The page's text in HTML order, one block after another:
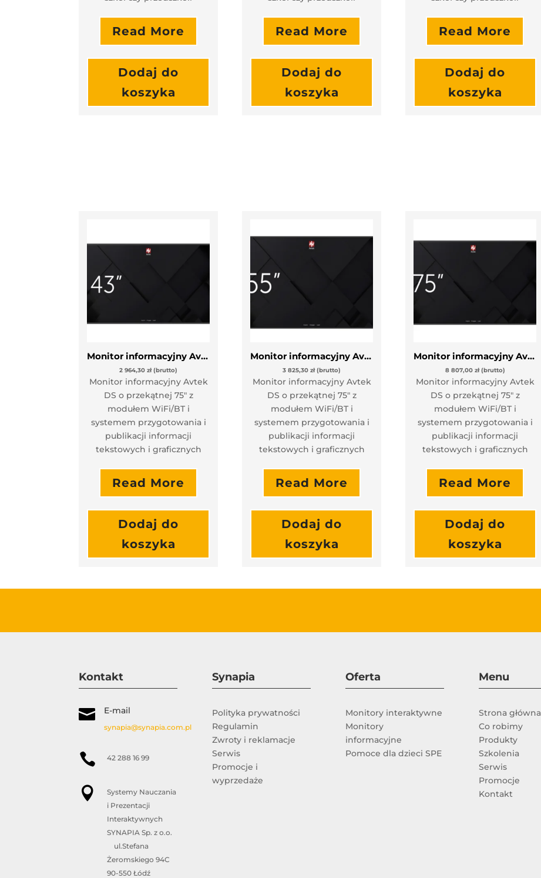
Read More
Dodaj do
koszyka
Read More
Dodaj do
koszyka
Read More
Dodaj do
koszyka
Monitor informacyjny Avtek DS 43 + Moduł WiFi/BT
2 964,30zł (brutto)
Monitor informacyjny Avtek
DS o przekątnej 75″ z
modułem WiFi/BT i
systemem przygotowania i
publikacji informacji
tekstowych i graficznych
Read More
Dodaj do
koszyka
Monitor informacyjny Avtek DS 55 + Moduł WiFi/BT
3 825,30zł (brutto)
Monitor informacyjny Avtek
DS o przekątnej 75″ z
modułem WiFi/BT i
systemem przygotowania i
publikacji informacji
tekstowych i graficznych
Read More
Dodaj do
koszyka
Monitor informacyjny Avtek DS 75 + Moduł WiFi/BT
8 807,00 zł (brutto)
Monitor informacyjny Avtek
DS o przekątnej 75″ z
modułem WiFi/BT i
systemem przygotowania i
publikacji informacji
tekstowych i graficznych
Read More
Dodaj do
koszyka
Kontakt
 E-mail
synapia@synapia.com.pl
 42 288 16 99

Systemy Nauczania
i Prezentacji
Interaktywnych
SYNAPIA Sp. z o.o.
ul.Stefana
Żeromskiego 94C
90-550 Łódź
Synapia
Polityka prywatności
Regulamin
Zwroty i reklamacje
Serwis
Promocje i
wyprzedaże
Oferta
Monitory interaktywne
Monitory
informacyjne
Pomoce dla dzieci SPE
Menu
Strona główna
Co robimy
Produkty
Szkolenia
Serwis
Promocje
Kontakt